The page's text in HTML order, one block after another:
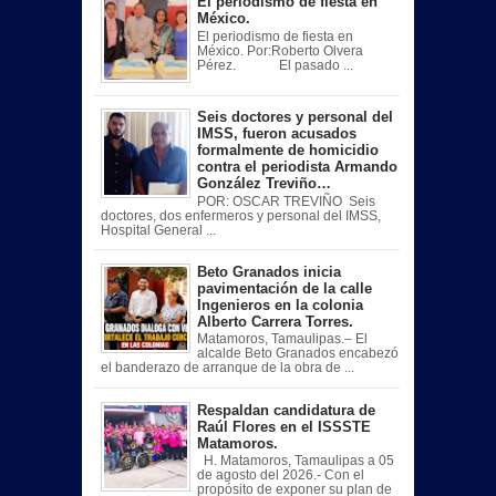
México.
El periodismo de fiesta en
México. Por:Roberto Olvera
Pérez. El pasado ...
Seis doctores y personal del
IMSS, fueron acusados
formalmente de homicidio
contra el periodista Armando
González Treviño…
POR: OSCAR TREVIÑO Seis
doctores, dos enfermeros y personal del IMSS,
Hospital General ...
Beto Granados inicia
pavimentación de la calle
Ingenieros en la colonia
Alberto Carrera Torres.
Matamoros, Tamaulipas.– El
alcalde Beto Granados encabezó
el banderazo de arranque de la obra de ...
Respaldan candidatura de
Raúl Flores en el ISSSTE
Matamoros.
H. Matamoros, Tamaulipas a 05
de agosto del 2026.- Con el
propósito de exponer su plan de